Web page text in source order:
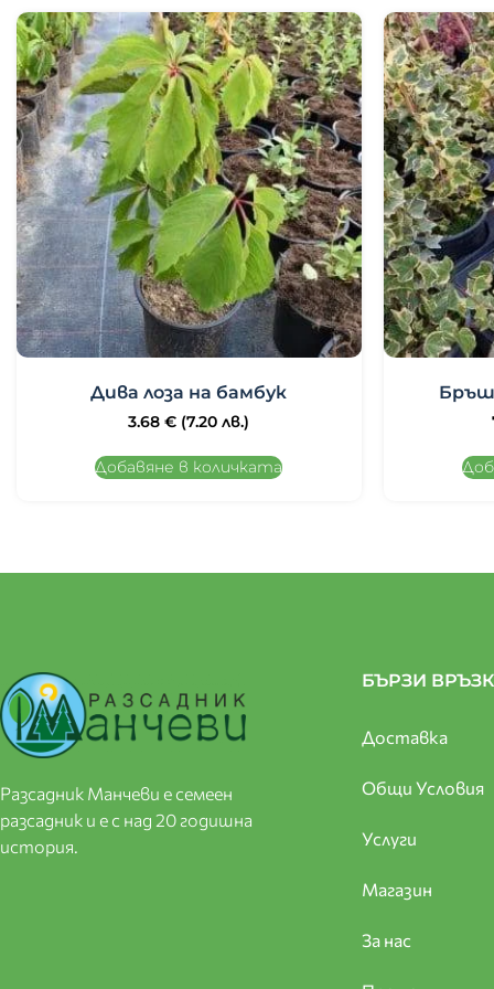
Дива лоза на бамбук
3.68€ (7.20 лв.)
Добавяне в количката
Разсадник Манчеви е семеен
разсадник и е с над 20 годишна
история.
БЪРЗИ
Доставка
Общи Условия
Услуги
Магазин
За нас